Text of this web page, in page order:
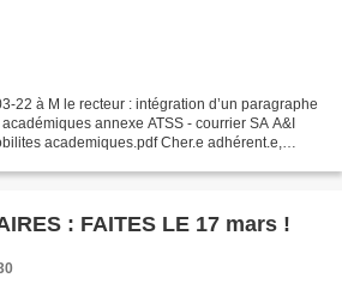
annexe ATSS - courrier SA A&I
academiques.pdf Cher.e adhérent.e,
: FAITES LE 17 mars !